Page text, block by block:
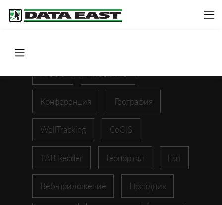
Конференция География
WellTracking CoGIS
TAB Reader Геопортал Esri
Веб-приложение Праздник